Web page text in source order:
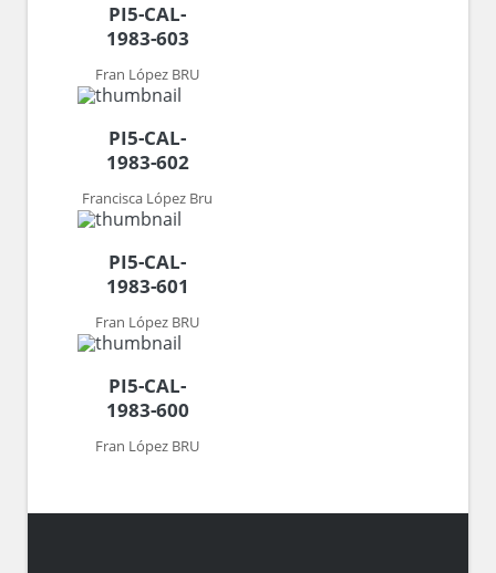
PI5-CAL-
1983-603
Fran López BRU
PI5-CAL-
1983-602
Francisca López Bru
PI5-CAL-
1983-601
Fran López BRU
PI5-CAL-
1983-600
Fran López BRU